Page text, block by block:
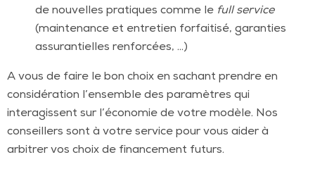
de nouvelles pratiques comme le full service
(maintenance et entretien forfaitisé, garanties
assurantielles renforcées, …)
A vous de faire le bon choix en sachant prendre en
considération l’ensemble des paramètres qui
interagissent sur l’économie de votre modèle. Nos
conseillers sont à votre service pour vous aider à
arbitrer vos choix de financement futurs.